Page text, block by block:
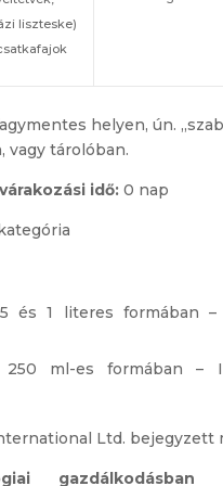
liszteske)
helyen, ún.
vagy tárolóban.
idő:0 nap
5 és 1 literes formában –
250 ml-es formában –
Ltd. bejegyzett
gazdálkodásban